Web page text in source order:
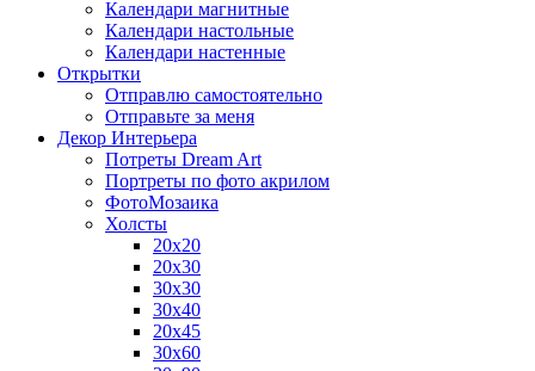
Календари магнитные
Календари настольные
Календари настенные
Открытки
Отправлю самостоятельно
Отправьте за меня
Декор Интерьера
Потреты Dream Art
Портреты по фото акрилом
ФотоМозаика
Холсты
20х20
20х30
30х30
30х40
20х45
30х60